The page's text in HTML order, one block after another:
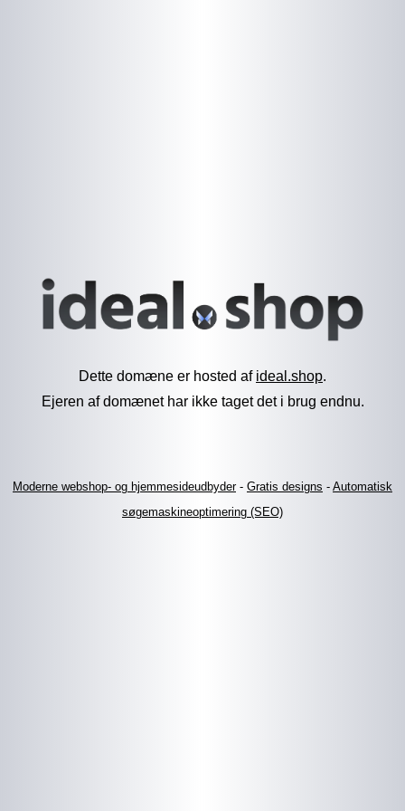
Dette domæne er hosted af ideal.shop.
Ejeren af domænet har ikke taget det i brug endnu.
Moderne webshop- og hjemmesideudbyder- Gratis designs - Automatisk
søgemaskineoptimering (SEO)